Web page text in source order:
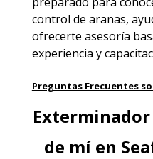
control de aranas,
ofrecerte asesoría
experiencia y
Preguntas Frecuentes
Exterminador
de mí en